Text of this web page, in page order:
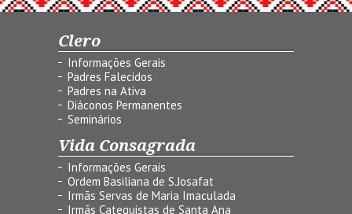
Clero
Informações Gerais
Padres Falecidos
Padres na Ativa
Diáconos Permanentes
Seminários
Vida Consagrada
Informações Gerais
Ordem Basiliana de S.Josafat
Irmãs Servas de Maria Imaculada
Irmãs Catequistas de Santa Ana